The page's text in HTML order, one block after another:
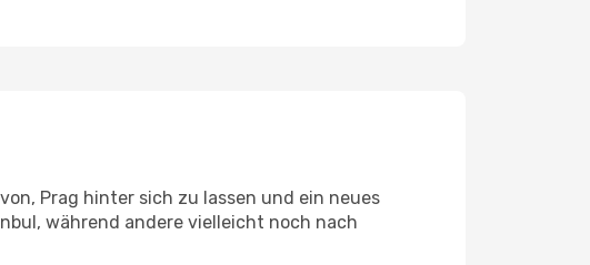
Prag hinter sich zu lassen und ein neues
während andere vielleicht noch nach